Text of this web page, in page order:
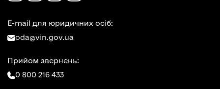
E-mail для юридичних осіб:
oda@vin.gov.ua
Прийом звернень:
0 800 216 433